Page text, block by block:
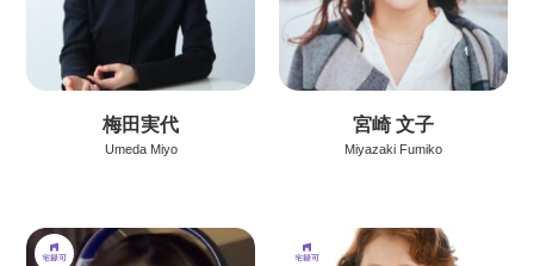
梅田実代
Umeda Miyo
宮崎 文子
Miyazaki Fumiko